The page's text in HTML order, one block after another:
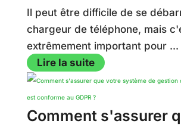
Il peut être difficile de se
chargeur de téléphone, mais
extrêmement important pour ...
Lire la suite
Comment s'assurer